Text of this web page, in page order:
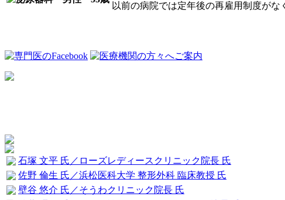
以前の病院では定年後の再雇用制度がな
石塚 文平 氏／ローズレディースクリニック院長 氏
佐野 倫生 氏／浜松医科大学 整形外科 臨床教授 氏
壁谷 悠介 氏／そうわクリニック院長 氏